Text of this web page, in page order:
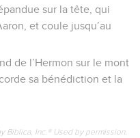
sur la tête, qui
et coule jusqu’au
de l’Hermon sur le mont
sa bénédiction et la
Biblica, Inc.® Used by permission.